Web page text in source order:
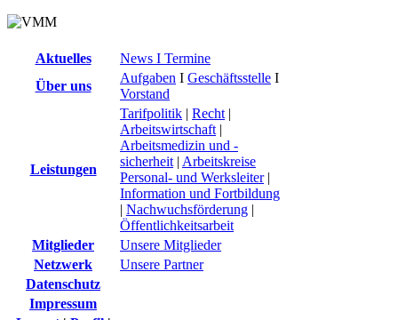
Aktuelles
News I Termine
Über uns
Aufgaben I Geschäftsstelle I
Vorstand
Leistungen
Tarifpolitik | Recht |
Arbeitswirtschaft |
Arbeitsmedizin und -
sicherheit | Arbeitskreise
Personal- und Werksleiter|
Information und Fortbildung
| Nachwuchsförderung |
Öffentlichkeitsarbeit
Mitglieder
Unsere Mitglieder
Netzwerk
Unsere Partner
Datenschutz
Impressum